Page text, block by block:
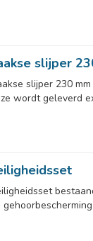
slijper
slijper 230
wordt geleverd
gehoorbescherming